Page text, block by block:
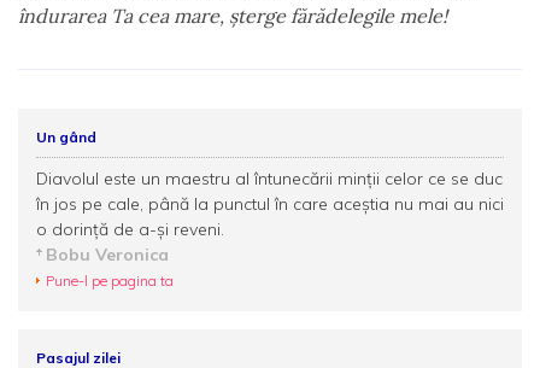
îndurarea Ta cea mare, şterge fărădelegile mele!
Un gând
Diavolul este un maestru al întunecării minții celor ce se duc
în jos pe cale, până la punctul în care aceștia nu mai au nici
o dorință de a-și reveni.
Bobu Veronica
Pune-l pe pagina ta
Pasajul zilei